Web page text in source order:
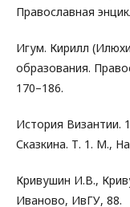
Православная
Игум. Кирилл
образования.
170–186.
История Византии.
Сказкина. Т. 1. М.,
Кривушин И.В.,
Иваново, ИвГУ, 88.